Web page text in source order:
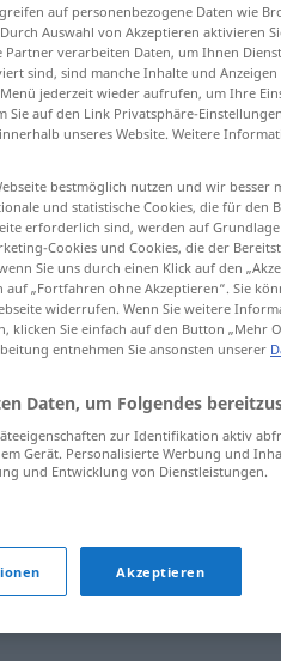
erhalten für
back troopsetc
back WIRTSCH tariffetc
auf personenbezogene Daten wie
Auswahl von Akzeptieren aktivieren
verarbeiten Daten, um Ihnen
sind, sind manche Inhalte und
jederzeit wieder aufrufen, um Ihre
auf den Link Privatsphäre-
unseres Website. Weitere
bestmöglich nutzen und wir besser
und statistische Cookies, die für den
erforderlich sind, werden auf
Cookies und Cookies, die der
Sie uns durch einen Klick auf den
auf „Fortfahren ohne Akzeptieren“. Sie
widerrufen. Wenn Sie weitere
klicken Sie einfach auf den Button „Mehr
entnehmen Sie ansonsten unserer
Daten, um Folgendes
zur Identifikation aktiv
Gerät. Personalisierte Werbung und
und Entwicklung von Dienstleistungen.
Akzeptieren